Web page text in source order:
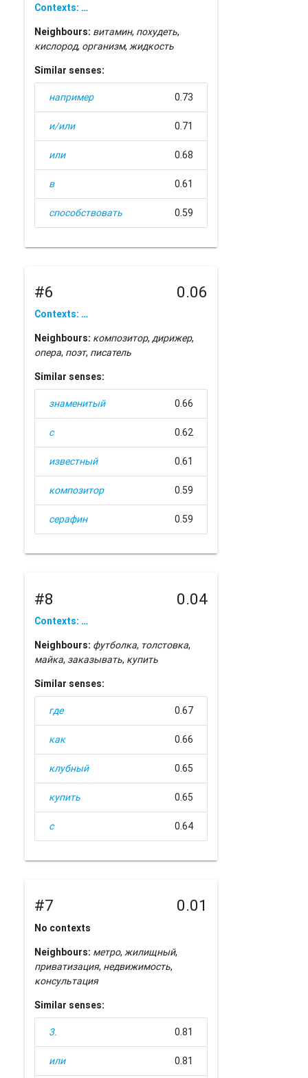
Contexts: …
Neighbours: витамин, похудеть,
кислород, организм,жидкость
Similar senses:
например 0.73
и/или 0.71
или 0.68
в 0.61
способствовать 0.59
#6 0.06
Contexts: …
Neighbours: композитор,дирижер,
опера, поэт, писатель
Similar senses:
знаменитый 0.66
с 0.62
известный 0.61
композитор 0.59
серафин 0.59
#8 0.04
Contexts: …
Neighbours: футболка, толстовка,
майка, заказывать, купить
Similar senses:
где 0.67
как 0.66
клубный 0.65
купить 0.65
с 0.64
#7 0.01
No contexts
Neighbours: метро, жилищный,
приватизация, недвижимость,
консультация
Similar senses:
3. 0.81
или 0.81